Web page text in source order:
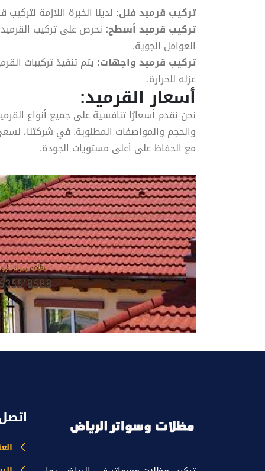
تركيب قرميد فلل: لدينا الخبرة اللازمة
تركيب قرميد أسطح: نحرص على تركيب
العوامل الجوية.
تركيب قرميد واجهات: يتم تنفيذ تركيبات
عزله للحرارة.
أسعار القرميد:
نحن نقدم أسعارًا تنافسية على جميع أنواع
والحجم والمواصفات المطلوبة. في شركتنا،
مع الحفاظ على أعلى مستويات الجودة.